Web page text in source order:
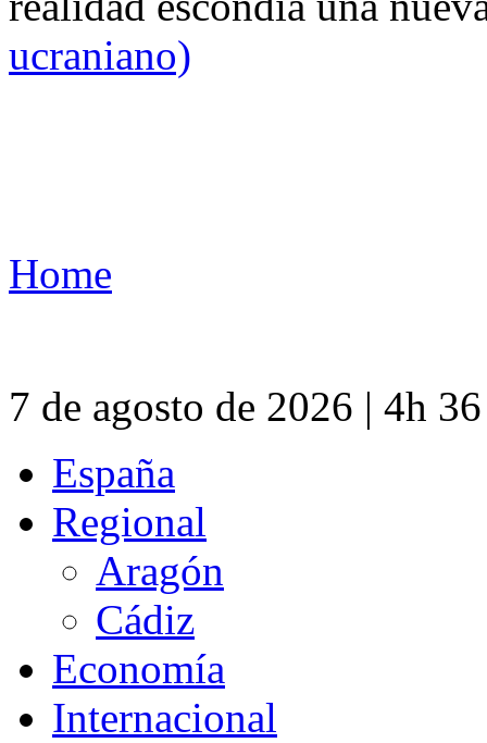
ucraniano)
Home
7 de agosto de 2026 | 4h
España
Regional
Aragón
Cádiz
Economía
Internacional